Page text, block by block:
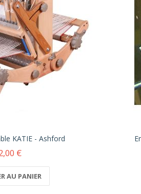
KATIE - Ashford
€
AU PANIER